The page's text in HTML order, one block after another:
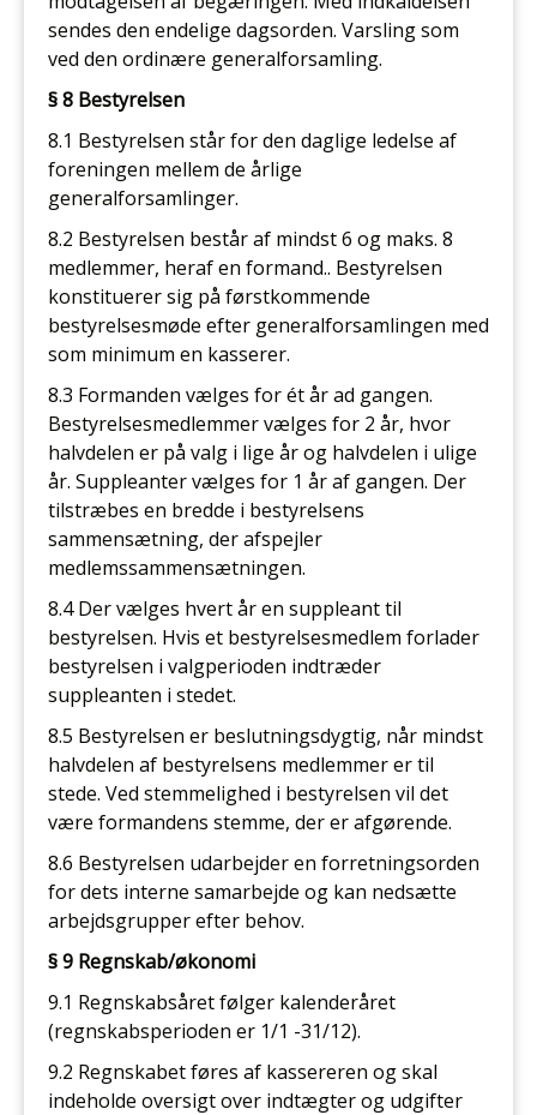
sendes den endelige dagsorden. Varsling som
ved den ordinære generalforsamling.
§ 8 Bestyrelsen
8.1 Bestyrelsen står for den daglige ledelse af
foreningen mellem de årlige
generalforsamlinger.
8.2 Bestyrelsen består af mindst 6 og maks. 8
medlemmer, heraf en formand.. Bestyrelsen
konstituerer sig på førstkommende
bestyrelsesmøde efter generalforsamlingen med
som minimum en kasserer.
8.3 Formanden vælges for ét år ad gangen.
Bestyrelsesmedlemmer vælges for 2 år, hvor
halvdelen er på valg i lige år og halvdelen i ulige
år. Suppleanter vælges for 1 år af gangen. Der
tilstræbes en bredde i bestyrelsens
sammensætning, der afspejler
medlemssammensætningen.
8.4 Der vælges hvert år en suppleant til
bestyrelsen. Hvis et bestyrelsesmedlem forlader
bestyrelsen i valgperioden indtræder
suppleanten i stedet.
8.5 Bestyrelsen er beslutningsdygtig, når mindst
halvdelen af bestyrelsens medlemmer er til
stede. Ved stemmelighed i bestyrelsen vil det
være formandens stemme, der er afgørende.
8.6 Bestyrelsen udarbejder en forretningsorden
for dets interne samarbejde og kan nedsætte
arbejdsgrupper efter behov.
§ 9 Regnskab/økonomi
9.1 Regnskabsåret følger kalenderåret
(regnskabsperioden er 1/1 -31/12).
9.2 Regnskabet føres af kassereren og skal
indeholde oversigt over indtægter og udgifter